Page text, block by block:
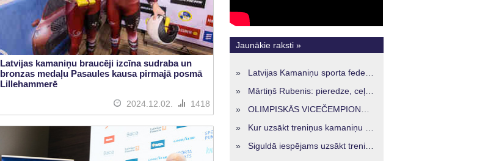
Latvijas kamaniņu braucēji izcīna sudraba un
bronzas medaļu Pasaules kausa pirmajā posmā
Lillehammerē
2024.12.02. 1418
Jaunākie raksti »
» Latvijas Kamaniņu sporta federācijā ievēlēta vadība nākamajam četru gadu termiņam
» Mārtiņš Rubenis: pieredze, ceļš un skatījums uz Latvijas kamaniņu sportu
»OLIMPISKĀS VICEČEMPIONES ENERĢIJA TURPINĀS ARĪ STARPSEZONĀ
» Kur uzsākt treniņus kamaniņu sportā Latvijā? Iespējas jaunajiem sportistiem visos reģionos
»Siguldā iespējams uzsākt treniņus kamaniņu sportā – vide, kur veidojas nākamā sportistu paaudze